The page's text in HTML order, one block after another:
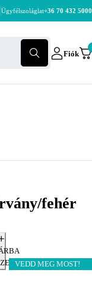
Ügyfélszoláglat+36 70 432 5000
Fiók
fehér
VEDD MEG MOST!